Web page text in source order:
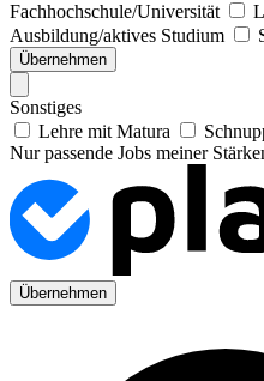
Fachhochschule/Universität
Ausbildung/aktives Studium
Übernehmen
Sonstiges
Lehre mit Matura
Nur passende Jobs meiner
Übernehmen